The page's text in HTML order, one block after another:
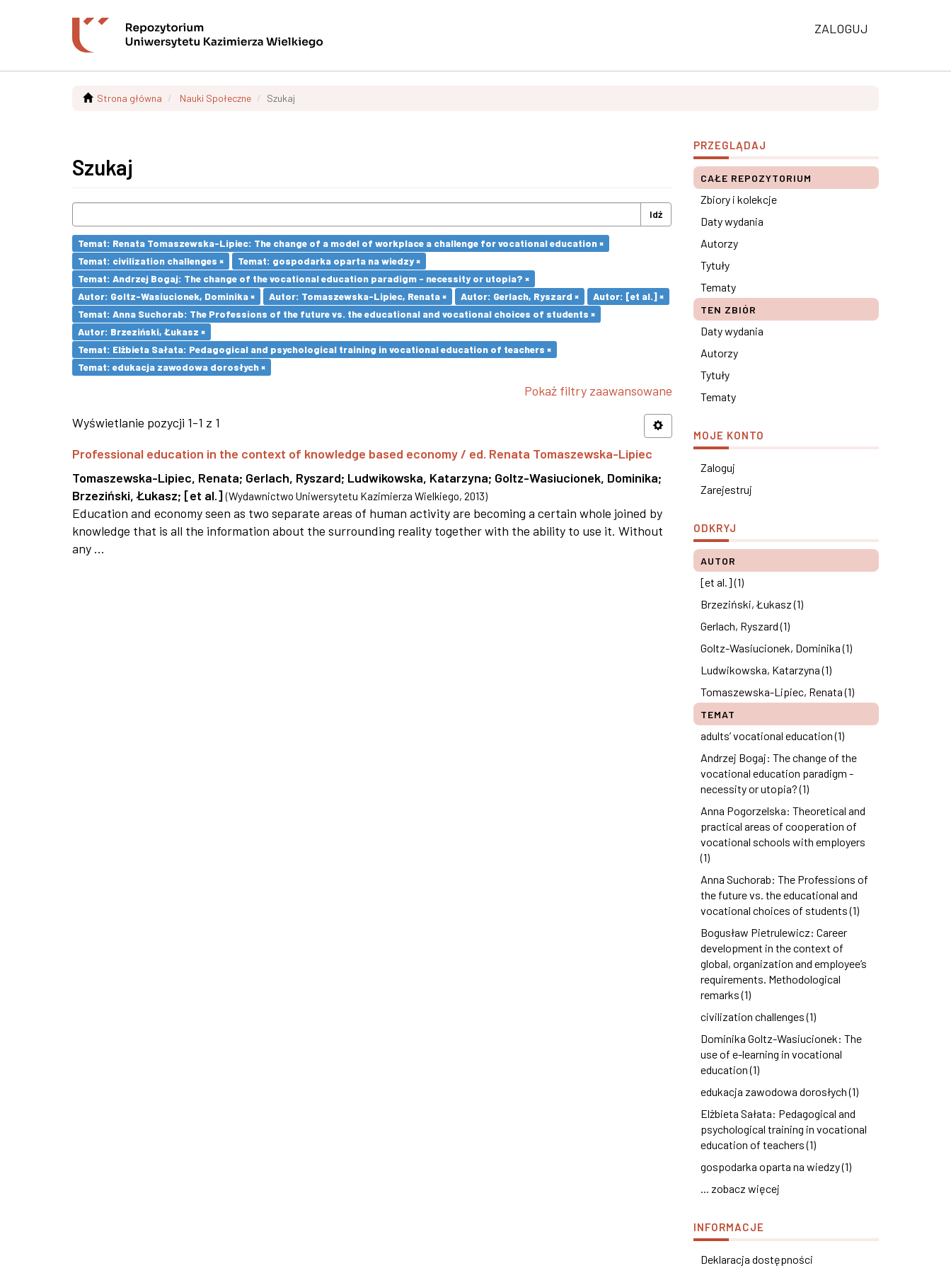
ZALOGUJ
Strona główna Nauki Społeczne Szukaj
Szukaj
Idź
Temat: Renata Tomaszewska-Lipiec: The change of a model of workplace a challenge for vocational education ×
Temat: civilization challenges ×
Temat: gospodarka oparta na wiedzy ×
Temat: Andrzej Bogaj: The change of the vocational education paradigm - necessity or utopia? ×
Autor: Goltz-Wasiucionek, Dominika ×
Autor: Tomaszewska-Lipiec, Renata × Autor: Gerlach, Ryszard ×
Autor: [et al.] ×
Temat: Anna Suchorab: The Professions of the future vs. the educational and vocational choices of students ×
Autor: Brzeziński, Łukasz ×
Temat: Elżbieta Sałata: Pedagogical and psychological training in vocational education of teachers ×
Temat: edukacja zawodowa dorosłych ×
Pokaż filtry zaawansowane
Wyświetlanie pozycji 1-1 z 1
Professional education in the context of knowledge based economy / ed. Renata Tomaszewska-Lipiec
Tomaszewska-Lipiec, Renata; Gerlach, Ryszard; Ludwikowska, Katarzyna; Goltz-Wasiucionek, Dominika;
Brzeziński, Łukasz; [et al.] (Wydawnictwo Uniwersytetu Kazimierza Wielkiego, 2013)
Education and economy seen as two separate areas of human activity are becoming a certain whole joined by
knowledge that is all the information about the surrounding reality together with the ability to use it. Without
any ...
PRZEGLĄDAJ
CAŁE REPOZYTORIUM
Zbiory i kolekcje
Daty wydania
Autorzy
Tytuły
Tematy
TEN ZBIÓR
Daty wydania
Autorzy
Tytuły
Tematy
MOJE KONTO
Zaloguj
Zarejestruj
ODKRYJ
AUTOR
[et al.] (1)
Brzeziński, Łukasz (1)
Gerlach, Ryszard (1)
Goltz-Wasiucionek, Dominika (1)
Ludwikowska, Katarzyna (1)
Tomaszewska-Lipiec, Renata (1)
TEMAT
adults’ vocational education (1)
Andrzej Bogaj: The change of the
vocational education paradigm -
necessity or utopia? (1)
Anna Pogorzelska: Theoretical and
practical areas of cooperation of
vocational schools with employers
(1)
Anna Suchorab: The Professions of
the future vs. the educational and
vocational choices of students (1)
Bogusław Pietrulewicz: Career
development in the context of
global, organization and employee’s
requirements. Methodological
remarks (1)
civilization challenges (1)
Dominika Goltz-Wasiucionek: The
use of e-learning in vocational
education (1)
edukacja zawodowa dorosłych (1)
Elżbieta Sałata: Pedagogical and
psychological training in vocational
education of teachers (1)
gospodarka oparta na wiedzy (1)
... zobacz więcej
INFORMACJE
Deklaracja dostępności